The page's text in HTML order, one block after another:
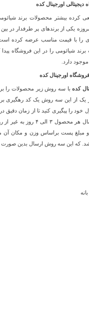
اورجینال کده
کرده بیشتر محصولات برند
یکی از برندهای پر طرفدار در
را با قیمت مناسب عرضه کرده
شیائومی را در این فروشگاه پیدا
اورجینال کده
کدهبا سه روش زیر محصولات را
یک از این سه روش یک کد رهگیری
را پیگیری کنید تا از زمان دقیق
کنید. و به طور معمول ارسال هر
مبلغ پست براساس وزن و مکان آن
که این سه روش ارسال بدین صورت